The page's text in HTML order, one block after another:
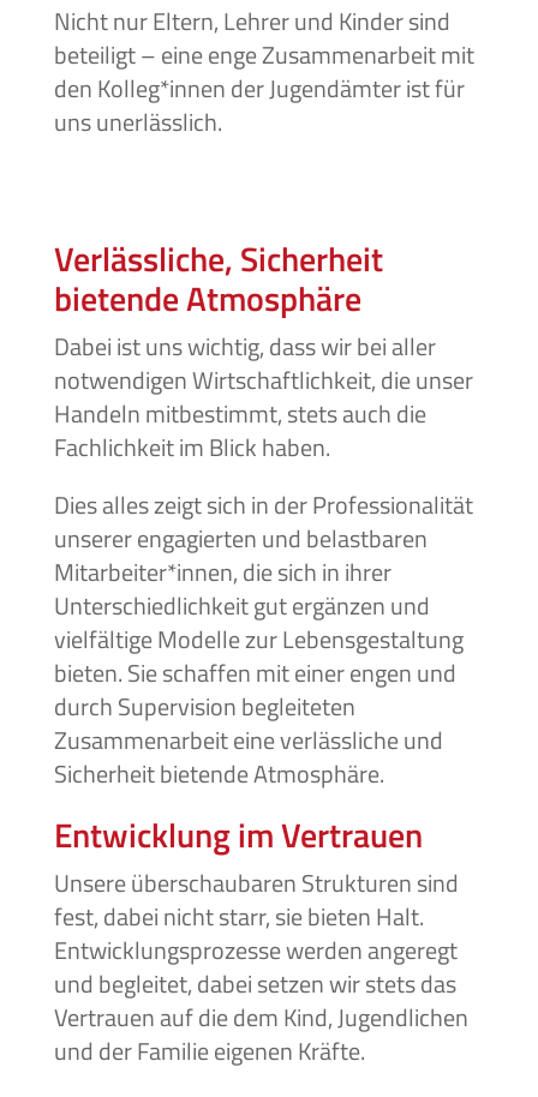
Nicht nur Eltern, Lehrer und Kinder sind
beteiligt – eine enge Zusammenarbeit mit
den Kolleg*innen der Jugendämter ist für
uns unerlässlich.
Verlässliche, Sicherheit
bietende Atmosphäre
Dabei ist uns wichtig, dass wir bei aller
notwendigen Wirtschaftlichkeit, die unser
Handeln mitbestimmt, stets auch die
Fachlichkeit im Blick haben.
Dies alles zeigt sich in der Professionalität
unserer engagierten und belastbaren
Mitarbeiter*innen, die sich in ihrer
Unterschiedlichkeit gut ergänzen und
vielfältige Modelle zur Lebensgestaltung
bieten. Sie schaffen mit einer engen und
durch Supervision begleiteten
Zusammenarbeit eine verlässliche und
Sicherheit bietende Atmosphäre.
Entwicklung im Vertrauen
Unsere überschaubaren Strukturen sind
fest, dabei nicht starr, sie bieten Halt.
Entwicklungsprozesse werden angeregt
und begleitet, dabei setzen wir stets das
Vertrauen auf die dem Kind, Jugendlichen
und der Familie eigenen Kräfte.